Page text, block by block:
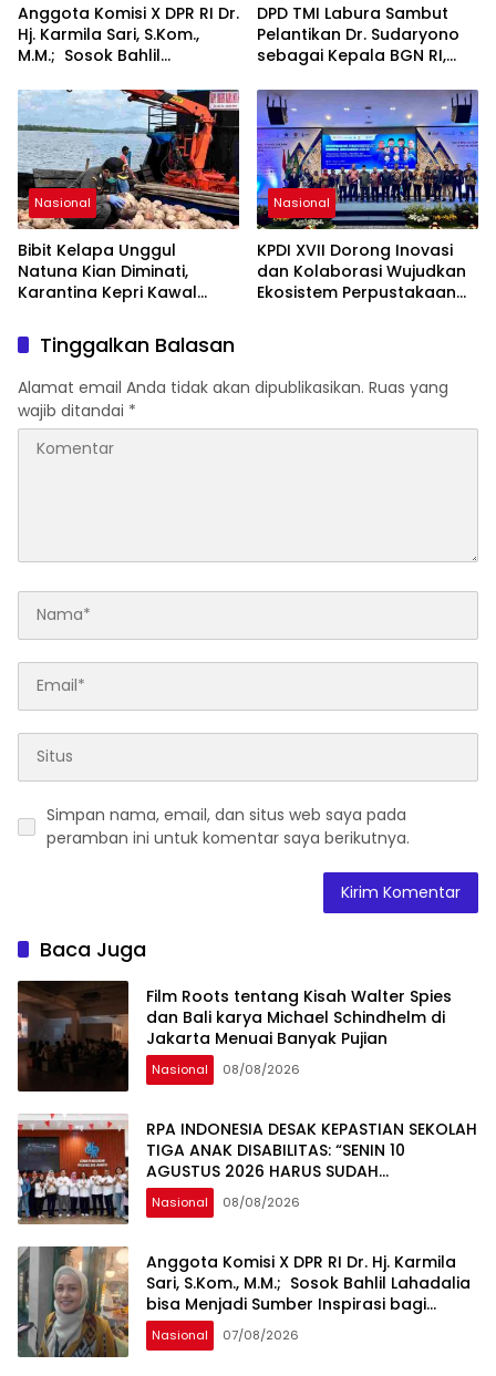
Anggota Komisi X DPR RI Dr.
Hj. Karmila Sari, S.Kom.,
M.M.; Sosok Bahlil
Sumber Inspirasi bagi
Generasi Muda, Pelaku
Usaha, Pemerintah,
maupun Pemangku
Kepentingan lainnya untuk
bersama-sama
Memberikan Kontribusi
bagi Pembangunan
Nasional.
DPD TMI Labura Sambut
Pelantikan Dr. Sudaryono
sebagai Kepala BGN RI,
Ketahanan Pangan dan
Gizi Nasional
Nasional
Bibit Kelapa Unggul
Natuna Kian Diminati,
Karantina Kepri Kawal
Bintan
Nasional
KPDI XVII Dorong Inovasi
dan Kolaborasi Wujudkan
Ekosistem Perpustakaan
Tinggalkan Balasan
Alamat email Anda tidak akan dipublikasikan. Ruas yang
wajib ditandai *
Simpan nama, email, dan situs web saya pada
peramban ini untuk komentar saya berikutnya.
Baca Juga
Film Roots tentang Kisah Walter Spies
dan Bali karya Michael Schindhelm di
Jakarta Menuai Banyak Pujian
Nasional 08/08/2026
RPA INDONESIA DESAK KEPASTIAN SEKOLAH
TIGA ANAK DISABILITAS: “SENIN 10
AGUSTUS 2026 HARUS SUDAH
BERSEKOLAH!
Nasional 08/08/2026
Anggota Komisi X DPR RI Dr. Hj. Karmila
Sari, S.Kom., M.M.; Sosok Bahlil Lahadalia
bisa Menjadi Sumber Inspirasi bagi
Generasi Muda, Pelaku Usaha,
Pemerintah, maupun Pemangku
Nasional 07/08/2026